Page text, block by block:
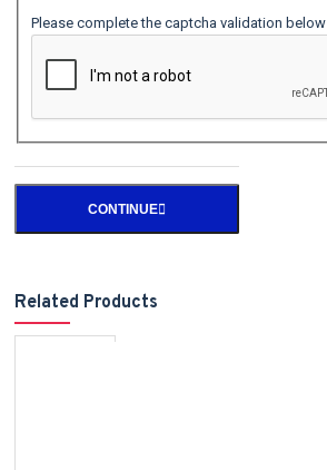
Please complete the captcha validation below
CONTINUE
Related Products